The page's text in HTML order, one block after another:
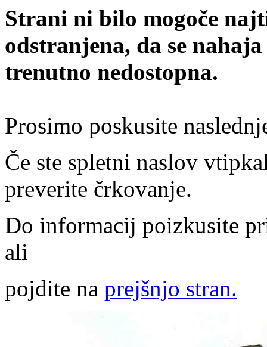
Strani ni bilo mogoče
odstranjena, da se
trenutno nedostopna.
Prosimo poskusite
Če ste spletni naslov
preverite črkovanje.
Do informacij poizkusite
ali
pojdite na prejšnjo stran.